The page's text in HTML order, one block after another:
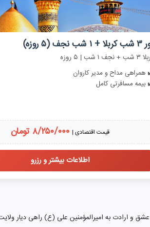
نجف (۵ روزه)
۱ شب | ۵ روزه
مداح و مدیر کاروان
مسافرتی کامل
قیمت اقتصادی | ۸/۲۵۰/۰۰۰ تومان
اطلاعات بیشتر و رزرو
عشق و ارادت به امیرالمؤمنین علی (ع) راهی